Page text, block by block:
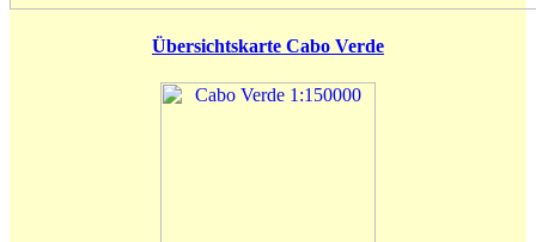
Übersichtskarte Cabo Verde